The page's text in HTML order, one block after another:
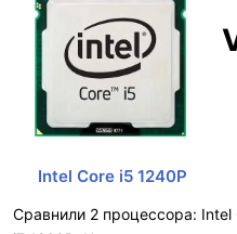
Intel Core i5 1240P
Сравнили 2 процессора: Intel